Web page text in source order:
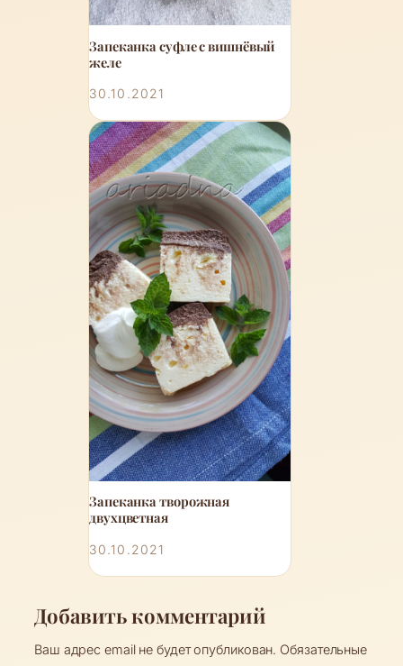
Запеканка суфле с вишнёвый
желе
30.10.2021
Запеканка творожная
двухцветная
30.10.2021
Добавить комментарий
Ваш адрес email не будет опубликован. Обязательные